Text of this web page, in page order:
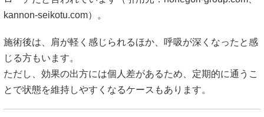
kannon-seikotu.com）。
施術後は、肩が軽く感じられるほか、呼吸が深くなったと感
じる方もいます。
ただし、効果の出方には個人差があるため、定期的に通うこ
とで状態を維持しやすくなるケースもあります。